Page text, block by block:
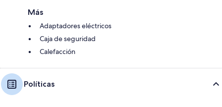
Más
Adaptadores eléctricos
Caja de seguridad
Calefacción
Políticas